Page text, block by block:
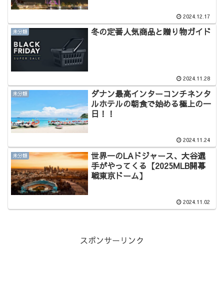
2024.12.17
未分類 冬の定番人気商品と贈り物ガイド
2024.11.28
未分類
ダナン最高インターコンチネンタ
ルホテルの朝食で始める極上の一
日！！
2024.11.24
未分類
世界一のLAドジャース、大谷選
手がやってくる【2025MLB開幕
戦東京ドーム】
2024.11.02
スポンサーリンク